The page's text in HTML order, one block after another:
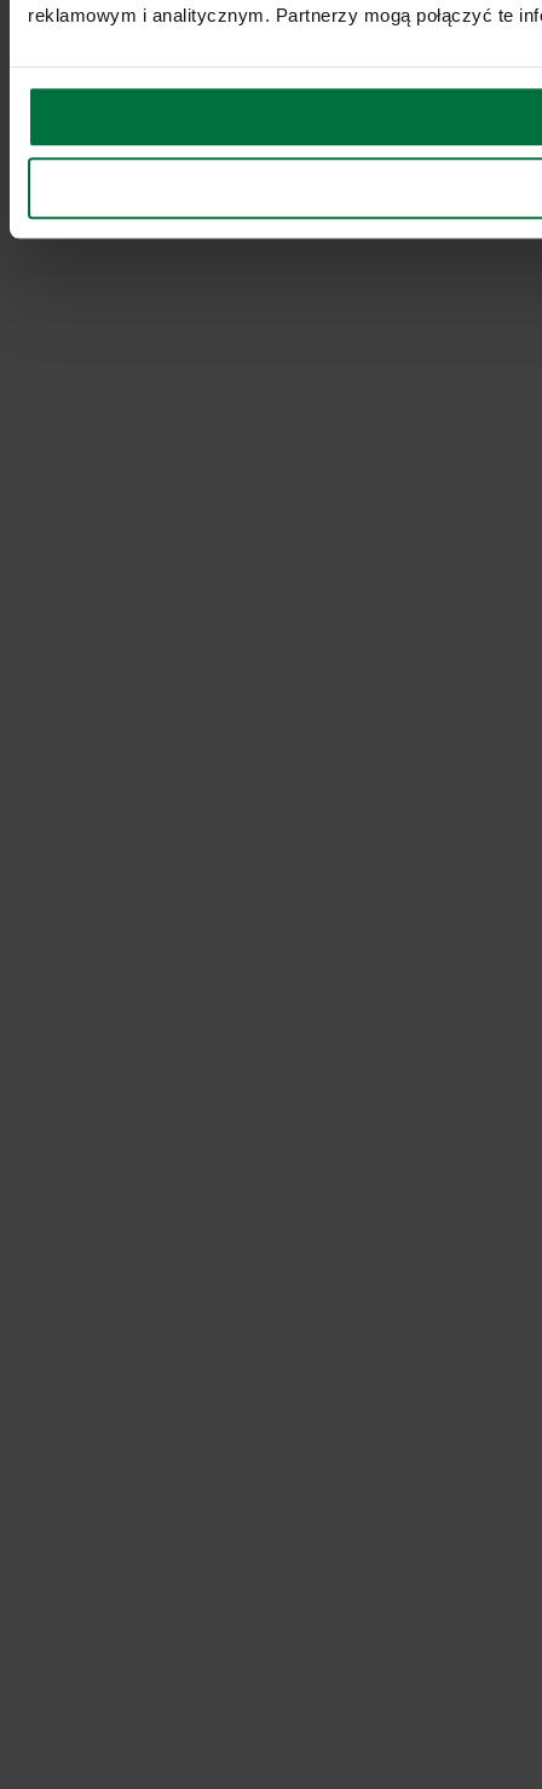
reklamowym i analitycznym. Partnerzy mogą połączyć te